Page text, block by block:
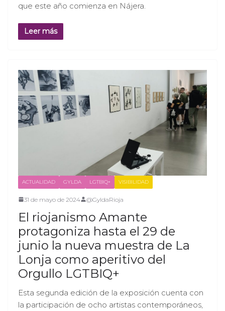
que este año comienza en Nájera.
Leer más
ACTUALIDAD GYLDA LGTBIQ+ VISIBILIDAD
31 de mayo de 2024 @GyldaRioja
El riojanismo Amante
protagoniza hasta el 29 de
junio la nueva muestra de La
Lonja como aperitivo del
Orgullo LGTBIQ+
Esta segunda edición de la exposición cuenta con
la participación de ocho artistas contemporáneos,